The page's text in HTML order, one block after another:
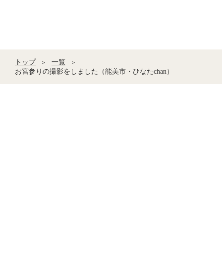
トップ ＞ 一覧 ＞
お宮参りの撮影をしました（能美市・ひなたchan）